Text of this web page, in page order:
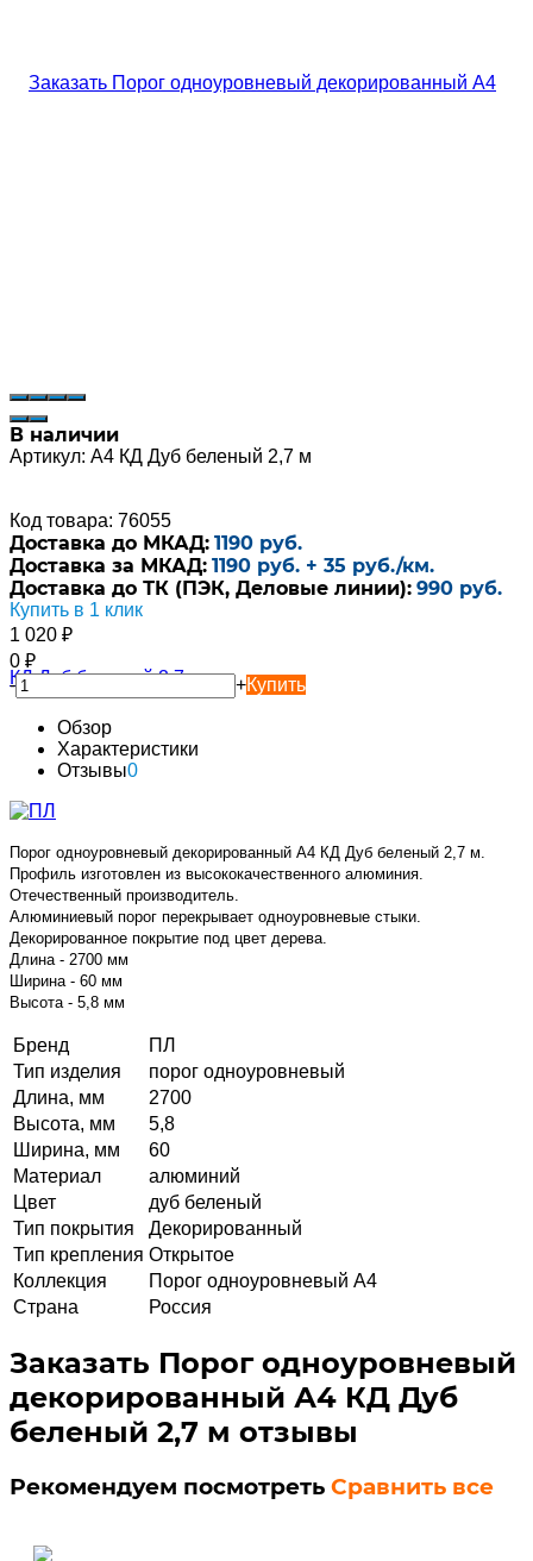
В наличии
Артикул: А4 КД Дуб беленый 2,7 м
Код товара: 76055
Доставка до МКАД: 1190 руб.
Доставка за МКАД: 1190 руб. + 35 руб./км.
Доставка до ТК (ПЭК, Деловые линии): 990 руб.
Купить в 1 клик
1 020 ₽
0 ₽
-
+Купить
Обзор
Характеристики
Отзывы0
Порог одноуровневый декорированный А4 КД Дуб беленый 2,7 м.
Профиль изготовлен из высококачественного алюминия.
Отечественный производитель.
Алюминиевый порог перекрывает одноуровневые стыки.
Декорированное покрытие под цвет дерева.
Длина - 2700 мм
Ширина - 60 мм
Высота - 5,8 мм
Бренд
ПЛ
Тип изделия
порог одноуровневый
Длина, мм
2700
Высота, мм
5,8
Ширина, мм
60
Материал
алюминий
Цвет
дуб беленый
Тип покрытия
Декорированный
Тип крепления Открытое
Коллекция
Порог одноуровневый А4
Страна
Россия
Заказать Порог одноуровневый
декорированный А4 КД Дуб
беленый 2,7 м отзывы
Рекомендуем посмотреть Сравнить все